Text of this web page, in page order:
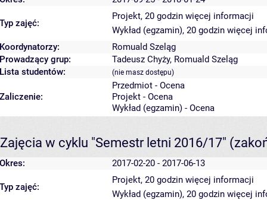
Typ zajęć:
Projekt, 20 godzin więcej informacji
Wykład (egzamin), 20 godzin więcej
Koordynatorzy:
Romuald Szeląg
Prowadzący grup:
Tadeusz Chyży, Romuald Szeląg
Lista studentów:
(nie masz dostępu)
Zaliczenie:
Przedmiot - Ocena
Projekt - Ocena
Wykład (egzamin) - Ocena
Zajęcia w cyklu "Semestr letni 2016/17"
Okres: 2017-02-20 - 2017-06-13
Typ zajęć:
Projekt, 20 godzin więcej informacji
Wykład (egzamin), 20 godzin więcej